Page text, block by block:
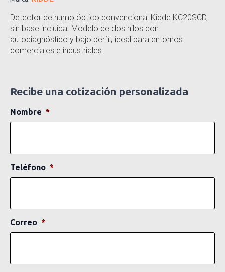
Detector de humo óptico convencional Kidde KC20SCD,
sin base incluida. Modelo de dos hilos con
autodiagnóstico y bajo perfil, ideal para entornos
comerciales e industriales.
Recibe una cotización personalizada
Nombre *
Teléfono *
Correo *